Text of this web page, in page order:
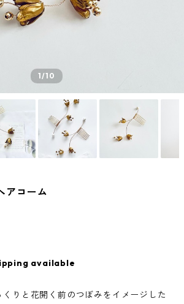
1/10
アコーム
available
りと花開く前のつぼみをイメージした